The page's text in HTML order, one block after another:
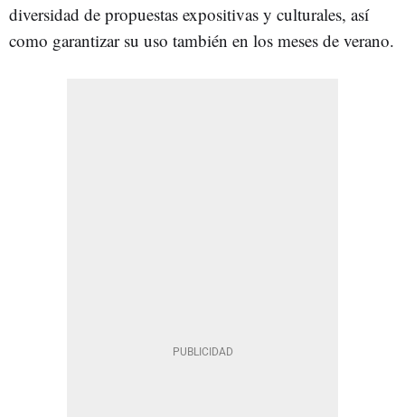
diversidad de propuestas expositivas y culturales, así
como garantizar su uso también en los meses de verano.